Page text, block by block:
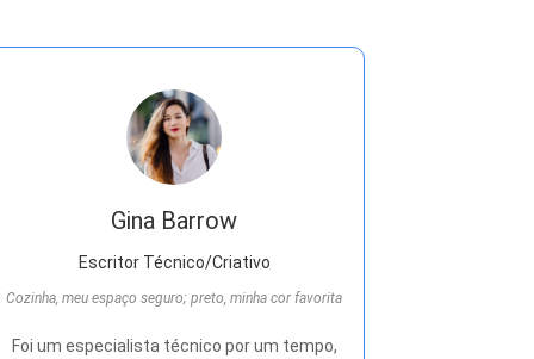
Gina Barrow
Escritor Técnico/Criativo
Cozinha, meu espaço seguro; preto, minha cor favorita
Foi um especialista técnico por um tempo,